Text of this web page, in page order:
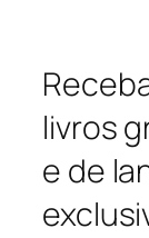
livros
e de